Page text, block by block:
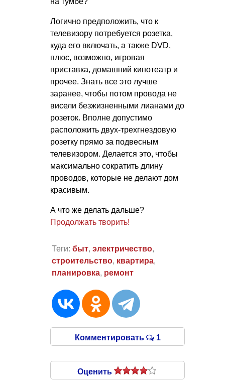
Логично предположить, что к
телевизору потребуется розетка,
куда его включать, а также DVD,
плюс, возможно, игровая
приставка, домашний кинотеатр и
прочее. Знать все это лучше
заранее, чтобы потом провода не
висели безжизненными лианами до
розеток. Вполне допустимо
расположить двух-трехгнездовую
розетку прямо за подвесным
телевизором. Делается это, чтобы
максимально сократить длину
проводов, которые не делают дом
красивым.
А что же делать дальше?
Продолжать творить!
Теги: быт, электричество,
строительство, квартира,
планировка, ремонт
Комментировать 1
Оценить